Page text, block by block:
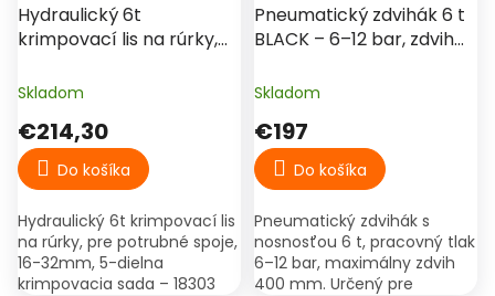
Hydraulický 6t
krimpovací lis na rúrky,
32mm, 5-dielna
Skladom
€214,30
Do košíka
Hydraulický 6t krimpovací lis
na rúrky, pre potrubné spoje,
16-32mm, 5-dielna
krimpovacia sada – 18303
Pneumatický zdvihák 6 t
BLACK – 6–12 bar, zdvih
Skladom
€197
Do košíka
Pneumatický zdvihák s
nosnosťou 6 t, pracovný tlak
6–12 bar, maximálny zdvih
400 mm. Určený pre